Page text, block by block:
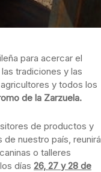
para acercar el
tradiciones y las
y todos los
de la Zarzuela.
de productos y
nuestro país, reunirá
o talleres
días 26, 27 y 28 de